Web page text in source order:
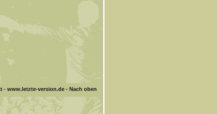
- www.letzte-version.de- Nach oben